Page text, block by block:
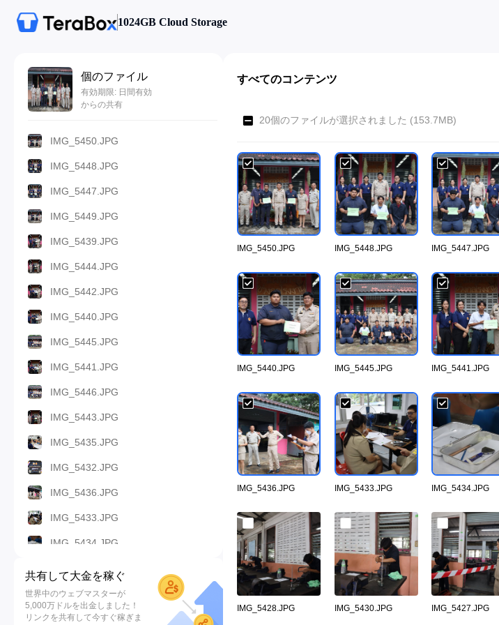
1024GB Cloud Storage
個のファイル
有効期限: 日間有効
からの共有
IMG_5450.JPG
IMG_5448.JPG
IMG_5447.JPG
IMG_5449.JPG
IMG_5439.JPG
IMG_5444.JPG
IMG_5442.JPG
IMG_5440.JPG
IMG_5445.JPG
IMG_5441.JPG
IMG_5446.JPG
IMG_5443.JPG
IMG_5435.JPG
IMG_5432.JPG
IMG_5436.JPG
IMG_5433.JPG
IMG_5434.JPG
IMG_5431.JPG
IMG_5437.JPG
IMG_5438.JPG
共有して大金を稼ぐ
世界中のウェブマスターが
5,000万ドルを出金しました！
リンクを共有して今すぐ稼ぎま
すべてのコンテンツ
20個のファイルが選択されました (153.7MB)
IMG_5450.JPG IMG_5448.JPG IMG_5447.JPG
IMG_5440.JPG IMG_5445.JPG IMG_5441.JPG
IMG_5436.JPG IMG_5433.JPG IMG_5434.JPG
IMG_5428.JPG IMG_5430.JPG IMG_5427.JPG